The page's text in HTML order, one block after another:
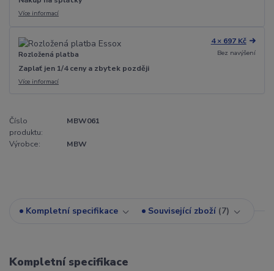
Více informací
Rozložená platba
4 × 697 Kč
Bez navýšení
Zaplať jen 1/4 ceny a zbytek později
Více informací
Číslo
produktu:
MBW061
Výrobce: MBW
Kompletní specifikace Související zboží 7
Kompletní specifikace